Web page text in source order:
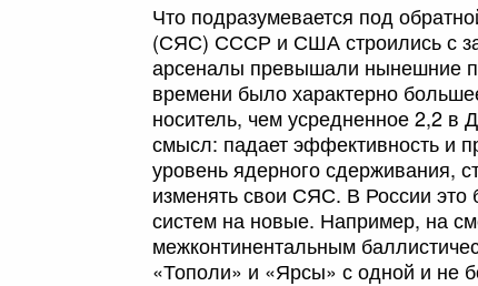
Что подразумевается под
(СЯС) СССР и США строились с
арсеналы превышали нынешние
времени было характерно
носитель, чем усредненное 2,2 в
смысл: падает эффективность и
уровень ядерного сдерживания,
изменять свои СЯС. В России это
систем на новые. Например, на
межконтинентальным
«Тополи» и «Ярсы» с одной и не